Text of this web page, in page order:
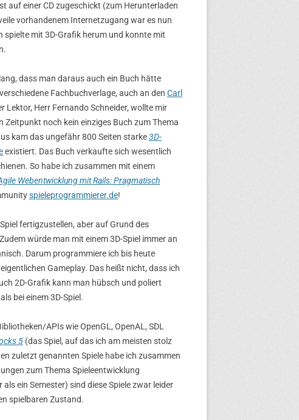
auf einer CD zugeschickt (zum Herunterladen
vorhandenem Internetzugang war es nun
spielte mit 3D-Grafik herum und konnte mit
dass man daraus auch ein Buch hätte
Fachbuchverlage, auch an den Carl
Lektor, Herr Fernando Schneider, wollte mir
noch kein einziges Buch zum Thema
kam das ungefähr 800 Seiten starke3D-
existiert. Das Buch verkaufte sich wesentlich
So habe ich zusammen mit einem
Webentwicklung mit Rails: Pragmatisch
spieleprogrammierer.de!
fertigzustellen, aber auf Grund des
würde man mit einem 3D-Spiel immer an
Darum programmiere ich bis heute
Gameplay. Das heißt nicht, dass ich
2D-Grafik kann man hübsch und poliert
bei einem 3D-Spiel.
APIs wie OpenGL, OpenAL, SDL
5 (das Spiel, auf das ich am meisten stolz
zuletzt genannten Spiele habe ich zusammen
zum Thema Spieleentwicklung
ein Semester) sind diese Spiele zwar leider
spielbaren Zustand.